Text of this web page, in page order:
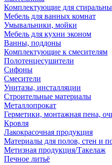
Комплектующие для
Мебель для ванных комнат
Умывальники, мойки
Мебель для кухни эконом
Ванны, поддоны
Комплектующие к смесителям
Полотенцесушители
Сифоны
Смесители
Унитазы, инсталляции
Строительные материалы
Металлопрокат
Герметики, монтажная пена,
Кровля
Лакокрасочная продукция
Материалы для полов, стен и
Метизная продукция/Такелаж
Печное литьё